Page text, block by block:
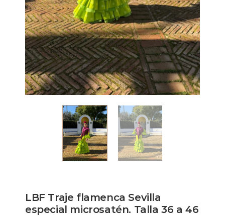
LBF Traje flamenca Sevilla
especial microsatén. Talla 36 a 46